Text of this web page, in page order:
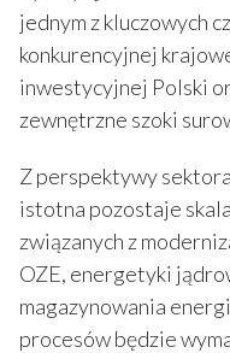
jednym z kluczowych
konkurencyjnej
inwestycyjnej Polski
zewnętrzne szoki
Z perspektywy
istotna pozostaje
związanych z
OZE, energetyki
magazynowania
procesów będzie